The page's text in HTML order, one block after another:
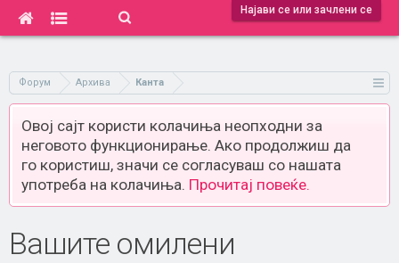
Најави се или зачлени се
Форум Архива Канта
Овој сајт користи колачиња неопходни за
неговото функционирање. Ако продолжиш да
го користиш, значи се согласуваш со нашата
употреба на колачиња. Прочитај повеќе.
Вашите омилени